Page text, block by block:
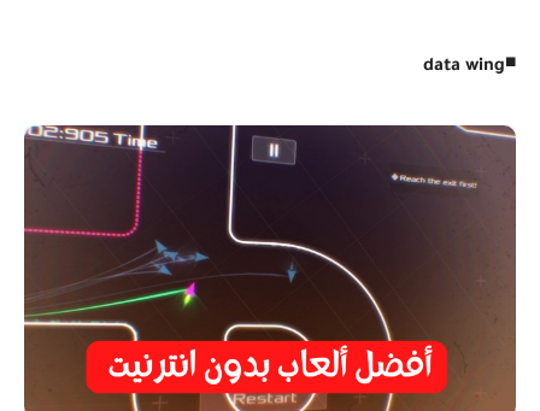
◾
data wing